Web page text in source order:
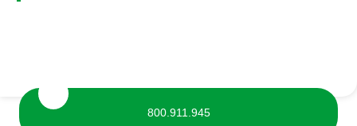
800.911.945